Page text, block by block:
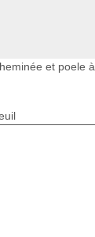
et poele à